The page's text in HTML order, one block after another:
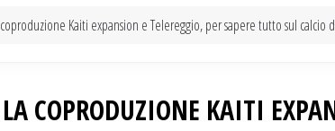
Kaiti expansion e Telereggio, per sapere tutto sul calcio
COPRODUZIONE KAITI